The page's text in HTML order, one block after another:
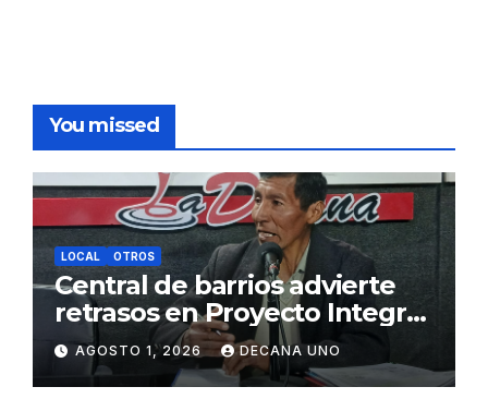
You missed
LOCAL OTROS
Central de barrios advierte
retrasos en Proyecto Integral
de Agua y Alcantarillado para
Juliaca
AGOSTO 1, 2026 DECANA UNO